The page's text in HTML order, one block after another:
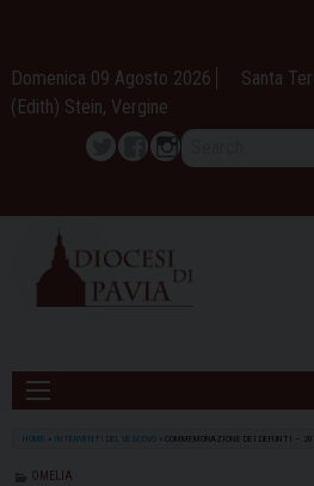
content
Domenica 09 Agosto 2026
Santa
(Edith) Stein, Vergine
TwitterFacebook
Instagram
HOME INTERVENTI DEL VESCOVO COMMEMORAZIONE DEI DEFUNTI –
OMELIA